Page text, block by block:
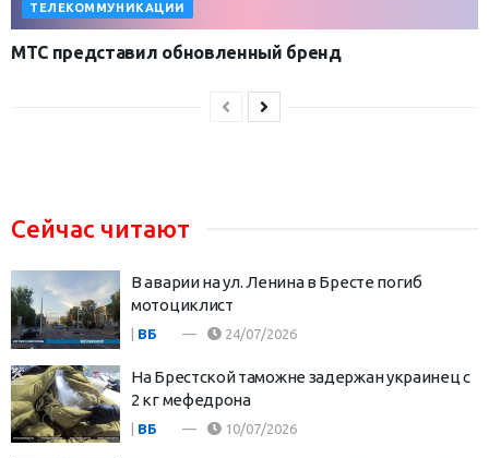
ТЕЛЕКОММУНИКАЦИИ
МТС представил обновленный бренд
Сейчас читают
В аварии на ул. Ленина в Бресте погиб
мотоциклист
ВБ 24/07/2026
На Брестской таможне задержан украинец с
2 кг мефедрона
| ВБ 10/07/2026